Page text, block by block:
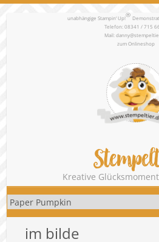
unabhängige Stampin‘ Up!®
Telefon: 08341 / 715
Mail:
zumOnlineshop
Kreative
im bilde